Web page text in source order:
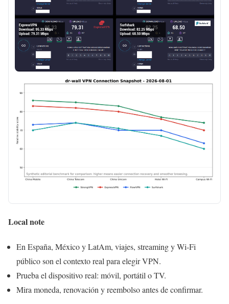
Local note
En España, México y LatAm, viajes, streaming y Wi-Fi
público son el contexto real para elegir VPN.
Prueba el dispositivo real: móvil, portátil o TV.
Mira moneda, renovación y reembolso antes de confirmar.